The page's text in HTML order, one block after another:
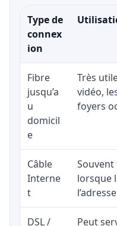
Type de
connex
ion
Fibre
jusqu’a
u
domicil
e
Très
vidéo,
foyers
Câble
Interne
t
lorsque
DSL / Peut